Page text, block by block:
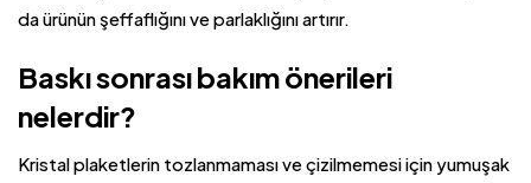
da ürünün şeffaflığını ve parlaklığını artırır.
Baskı sonrası bakım önerileri
nelerdir?
Kristal plaketlerin tozlanmaması ve çizilmemesi için yumuşak